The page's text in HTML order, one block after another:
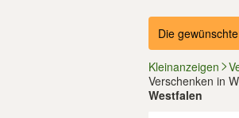
Die
Kleinanzeigen
Verschenken in
Westfalen